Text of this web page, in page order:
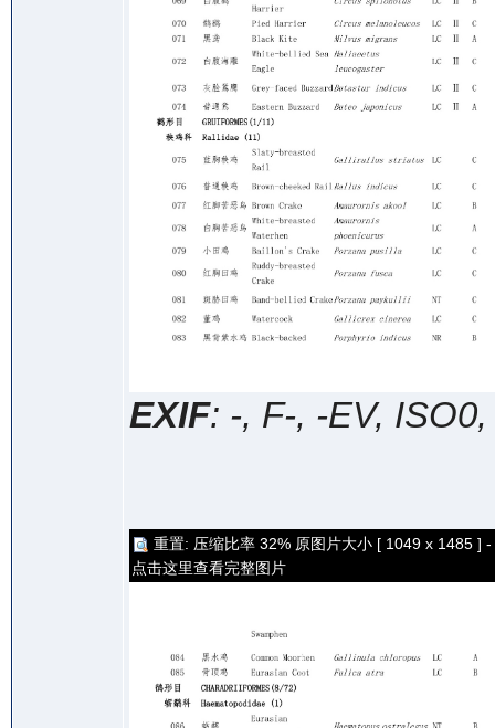
EXIF: -, F-, -EV,
重置: 压缩比率 32% 原图片大小 [ 1049 x 1485 ] -
点击这里查看完整图片